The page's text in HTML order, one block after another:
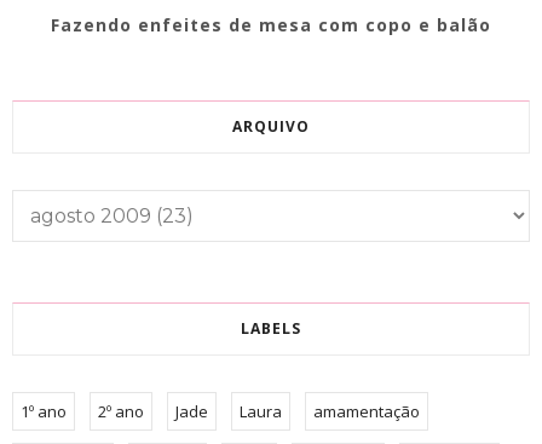
Fazendo enfeites de mesa com copo e balão
ARQUIVO
LABELS
1º ano 2º ano Jade Laura amamentação